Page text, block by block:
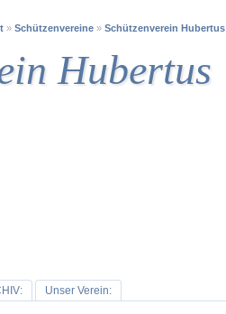
» Schützenvereine » Schützenverein Hubertus
Hubertus
Unser Verein: